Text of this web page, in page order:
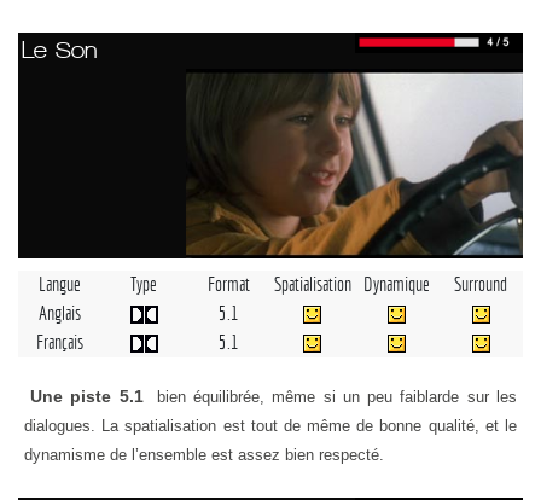
Le Son
Langue Type Format Spatialisation Dynamique
Surround
Anglais
5.1
Français
5.1
Une piste 5.1
bien équilibrée, même si un peu faiblarde sur les
dialogues. La spatialisation est tout de même de bonne qualité, et le
dynamisme de l’ensemble est assez bien respecté.